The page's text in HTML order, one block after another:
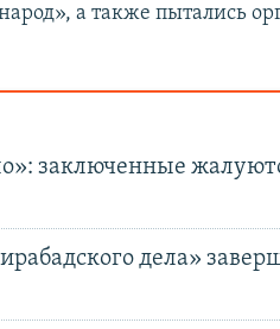
а также пытались
заключенные
дела»